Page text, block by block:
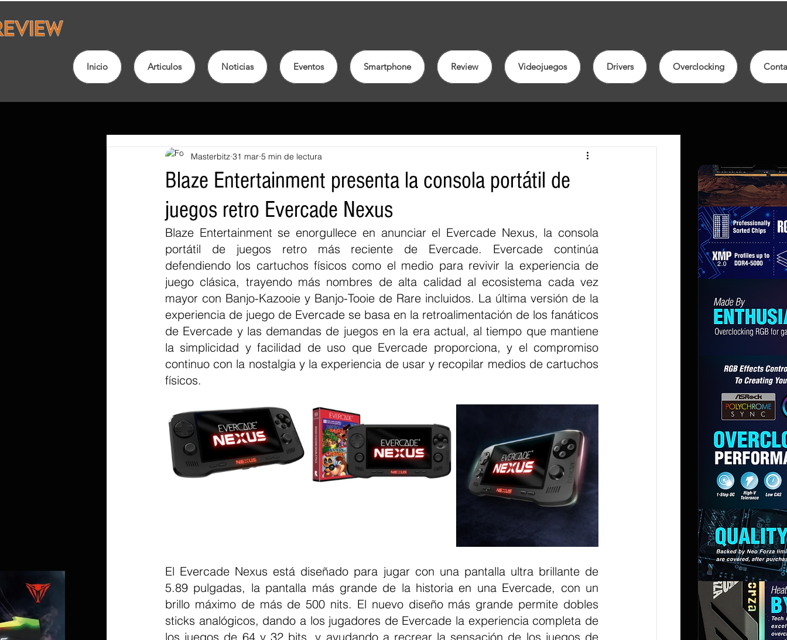
Inicio Articulos Noticias Eventos Smartphone Review Videojuegos Drivers Overclocking
Blaze Entertainment presenta la consola portátil de
juegos retro Evercade Nexus
Masterbitz 31 mar 5 min de lectura
Blaze Entertainment se enorgullece en anunciar el Evercade Nexus, la consola
portátil de juegos retro más reciente de Evercade. Evercade continúa
defendiendo los cartuchos físicos como el medio para revivir la experiencia de
juego clásica, trayendo más nombres de alta calidad al ecosistema cada vez
mayor con Banjo-Kazooie y Banjo-Tooie de Rare incluidos. La última versión de la
experiencia de juego de Evercade se basa en la retroalimentación de los fanáticos
de Evercade y las demandas de juegos en la era actual, al tiempo que mantiene
la simplicidad y facilidad de uso que Evercade proporciona, y el compromiso
continuo con la nostalgia y la experiencia de usar y recopilar medios de cartuchos
físicos.
El Evercade Nexus está diseñado para jugar con una pantalla ultra brillante de
5.89 pulgadas, la pantalla más grande de la historia en una Evercade, con un
brillo máximo de más de 500 nits. El nuevo diseño más grande permite dobles
sticks analógicos, dando a los jugadores de Evercade la experiencia completa de
los juegos de 64 y 32 bits, y ayudando a recrear la sensación de los juegos de